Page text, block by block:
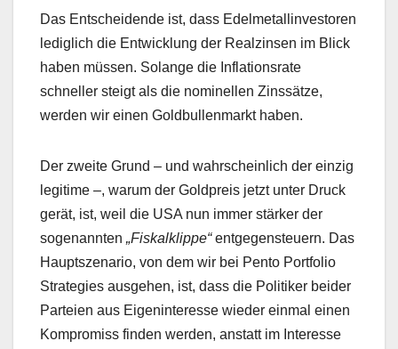
Das Entscheidende ist, dass Edelmetallinvestoren
lediglich die Entwicklung der Realzinsen im Blick
haben müssen. Solange die Inflationsrate
schneller steigt als die nominellen Zinssätze,
werden wir einen Goldbullenmarkt haben.
Der zweite Grund – und wahrscheinlich der einzig
legitime –, warum der Goldpreis jetzt unter Druck
gerät, ist, weil die USA nun immer stärker der
sogenannten „Fiskalklippe“entgegensteuern. Das
Hauptszenario, von dem wir bei Pento Portfolio
Strategies ausgehen, ist, dass die Politiker beider
Parteien aus Eigeninteresse wieder einmal einen
Kompromiss finden werden, anstatt im Interesse